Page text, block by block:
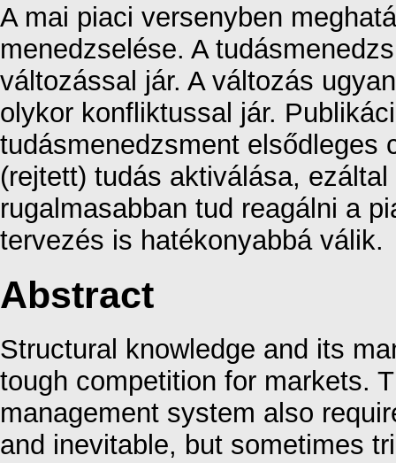
A mai piaci versenyben
menedzselése. A
változással jár. A változás
olykor konfliktussal jár.
tudásmenedzsment elsődleges
(rejtett) tudás aktiválása,
rugalmasabban tud reagálni a
tervezés is hatékonyabbá válik.
Abstract
Structural knowledge and its
tough competition for markets.
management system also
and inevitable, but sometimes